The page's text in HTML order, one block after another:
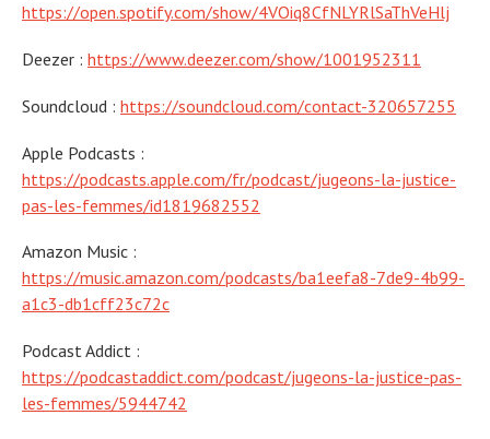
https://open.spotify.com/show/4VOiq8CfNLYRlSaThVeHlj
Deezer : https://www.deezer.com/show/1001952311
Soundcloud : https://soundcloud.com/contact-320657255
Apple Podcasts :
https://podcasts.apple.com/fr/podcast/jugeons-la-justice-
pas-les-femmes/id1819682552
Amazon Music :
https://music.amazon.com/podcasts/ba1eefa8-7de9-4b99-
a1c3-db1cff23c72c
Podcast Addict :
https://podcastaddict.com/podcast/jugeons-la-justice-pas-
les-femmes/5944742